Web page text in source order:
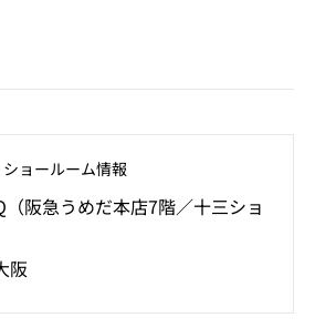
ョールーム情報
（阪急うめだ本店7階／十三ショ
阪